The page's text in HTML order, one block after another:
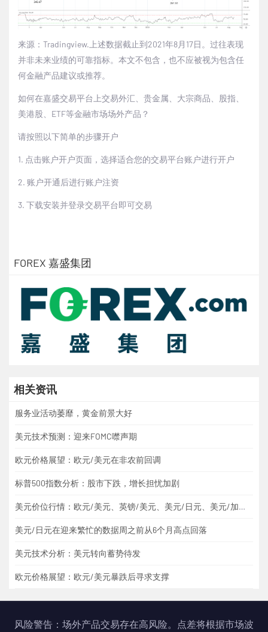
来源：Tradingview.上述数据截止到2021年8月17日。过往表现
并非未来业绩的可靠指标。本文不包含，也不应被视为包含任
何金融产品建议或推荐。
如何在嘉盛交易平台上交易外汇、贵金属、大宗商品、股指、
美港股、ETF等金融市场场外产品？
请按照以下简单的步骤开户
1. 点击账户开户页面，选择适合您的交易平台账户进行开户
2. 账户开通后进行账户注资
3. 下载安装并登录交易平台即可交易
FOREX 嘉盛集团
相关资讯
服务业活动萎靡，黄金前景大好
美元技术预测：迎来FOMC噤声期
欧元价格展望：欧元/美元在非农前回调
标普500指数分析：股市下跌，增长担忧加剧
美元价位行情：欧元/美元、英镑/美元、美元/日元、美元/加元、黄金
美元/日元在迎来繁忙的数据周之前从6个月高点回落
美元技术分析：美元转向蓄势待发
欧元价格展望：欧元/美元暴跌后寻求支撑
风险警告：场外产品交易存在高风险。点差将根据市场波